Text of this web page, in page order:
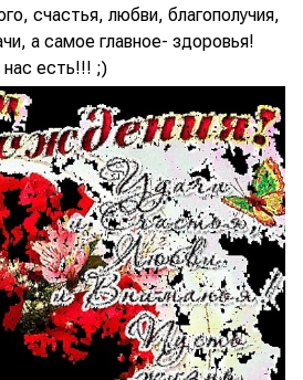
счастья, любви, благополучия,
а самое главное- здоровья!
есть!!! ;)